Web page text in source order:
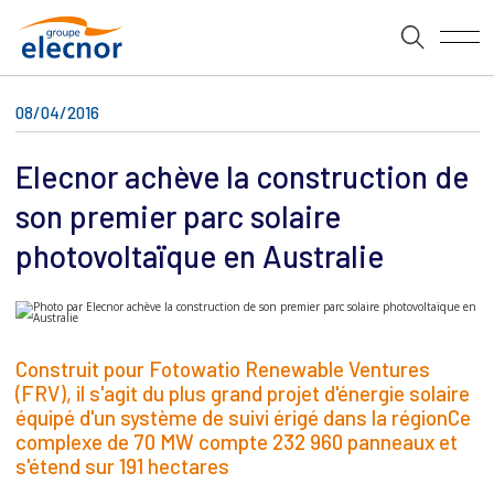
08/04/2016
Elecnor achève la construction de
son premier parc solaire
photovoltaïque en Australie
Construit pour Fotowatio Renewable Ventures
(FRV), il s'agit du plus grand projet d'énergie solaire
équipé d'un système de suivi érigé dans la régionCe
complexe de 70 MW compte 232 960 panneaux et
s'étend sur 191 hectares